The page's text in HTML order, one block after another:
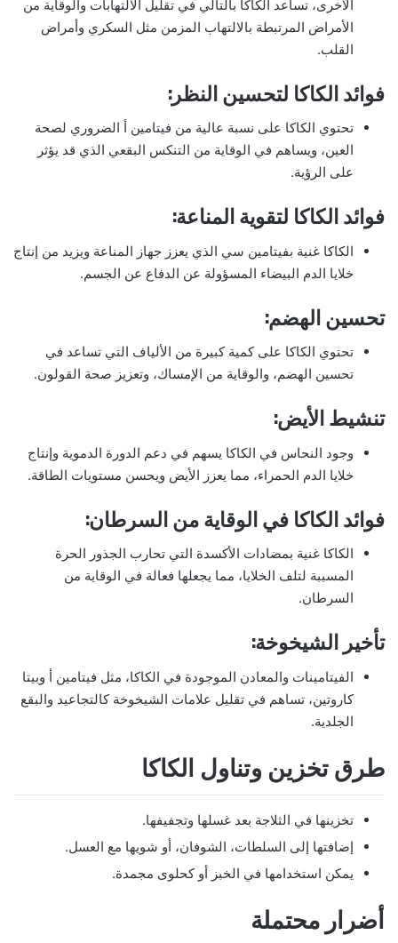
الأخرى، تساعد الكاكا بالتالي في تقليل الالتهابات والوقاية من
الأمراض المرتبطة بالالتهاب المزمن مثل السكري وأمراض
القلب.
فوائد الكاكا لتحسين النظر:
تحتوي الكاكا على نسبة عالية من فيتامين أ الضروري لصحة
العين، ويساهم في الوقاية من التنكس البقعي الذي قد يؤثر
على الرؤية.
فوائد الكاكا لتقوية المناعة:
الكاكا غنية بفيتامين سي الذي يعزز جهاز المناعة ويزيد من إنتاج
خلايا الدم البيضاء المسؤولة عن الدفاع عن الجسم.
تحسين الهضم:
تحتوي الكاكا على كمية كبيرة من الألياف التي تساعد في
تحسين الهضم، والوقاية من الإمساك، وتعزيز صحة القولون.
تنشيط الأيض:
وجود النحاس في الكاكا يسهم في دعم الدورة الدموية وإنتاج
خلايا الدم الحمراء، مما يعزز الأيض ويحسن مستويات الطاقة.
فوائد الكاكا في الوقاية من السرطان:
الكاكا غنية بمضادات الأكسدة التي تحارب الجذور الحرة
المسببة لتلف الخلايا، مما يجعلها فعالة في الوقاية من
السرطان.
تأخير الشيخوخة:
الفيتامينات والمعادن الموجودة في الكاكا، مثل فيتامين أ وبيتا
كاروتين، تساهم في تقليل علامات الشيخوخة كالتجاعيد والبقع
الجلدية.
طرق تخزين وتناول الكاكا
تخزينها في الثلاجة بعد غسلها وتجفيفها.
إضافتها إلى السلطات، الشوفان، أو شويها مع العسل.
يمكن استخدامها في الخبز أو كحلوى مجمدة.
أضرار محتملة